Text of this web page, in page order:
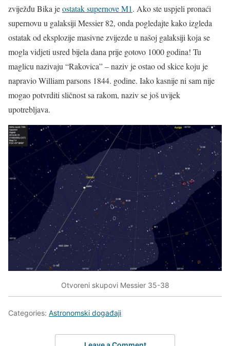
zviježđu Bika jeostatak supernove M1. Ako ste uspjeli pronaći
supernovu u galaksiji Messier 82, onda pogledajte kako izgleda
ostatak od eksplozije masivne zvijezde u našoj galaksiji koja se
mogla vidjeti usred bijela dana prije gotovo 1000 godina! Tu
maglicu nazivaju “Rakovica” – naziv je ostao od skice koju je
napravio William parsons 1844. godine. Iako kasnije ni sam nije
mogao potvrditi sličnost sa rakom, naziv se još uvijek
upotrebljava.
Otvoreni skupovi Messier 35-38
Categories: Astronomski događaji